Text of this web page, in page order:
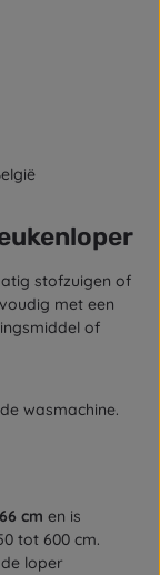
stofzuigen of
met een
of
wasmachine.
66 cm en is
tot 600 cm.
loper